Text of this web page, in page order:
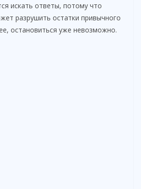
искать ответы, потому что
разрушить остатки привычного
остановиться уже невозможно.